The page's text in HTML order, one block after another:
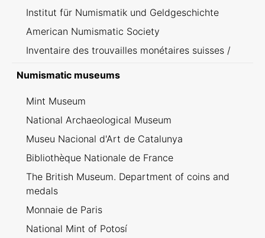
Institut für Numismatik und Geldgeschichte
American Numismatic Society
Inventaire des trouvailles monétaires suisses /
Numismatic museums
Mint Museum
National Archaeological Museum
Museu Nacional d'Art de Catalunya
Bibliothèque Nationale de France
The British Museum. Department of coins and
medals
Monnaie de Paris
National Mint of Potosí